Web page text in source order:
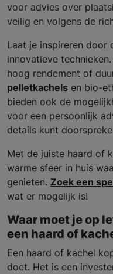
voor advies over
veilig en volgens de
Laat je inspireren door
innovatieve
hoog rendement of
pelletkachels en bio-
bieden ook de
voor een persoonlijk
details kunt
Met de juiste haard of
warme sfeer in huis
genieten. Zoek een
wat er mogelijk is!
Waar moet je op
een haard of
Een haard of kachel
doet. Het is een